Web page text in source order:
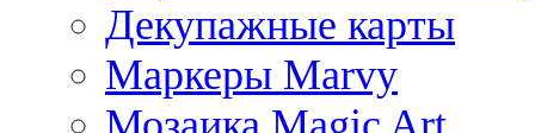
Декупажные карты
Маркеры Marvy